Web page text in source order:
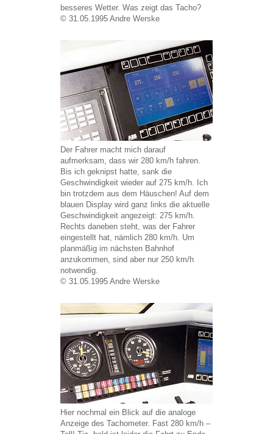
besseres Wetter. Was zeigt das Tacho?
© 31.05.1995 Andre Werske
Der Fahrer macht mich darauf
aufmerksam, dass wir 280 km/h fahren.
Bis ich geknipst hatte, sank die
Geschwindigkeit wieder auf 275 km/h. Ich
bin trotzdem aus dem Häuschen! Auf dem
blauen Display wird ganz links die aktuelle
Geschwindigkeit angezeigt: 275 km/h.
Rechts daneben steht, was der Fahrer
eingestellt hat, nämlich 280 km/h. Um
planmäßig im nächsten Bahnhof
anzukommen, sind aber nur 250 km/h
notwendig.
© 31.05.1995 Andre Werske
Hier nochmal ein Blick auf die analoge
Anzeige des Tachometer. Fast 280 km/h –